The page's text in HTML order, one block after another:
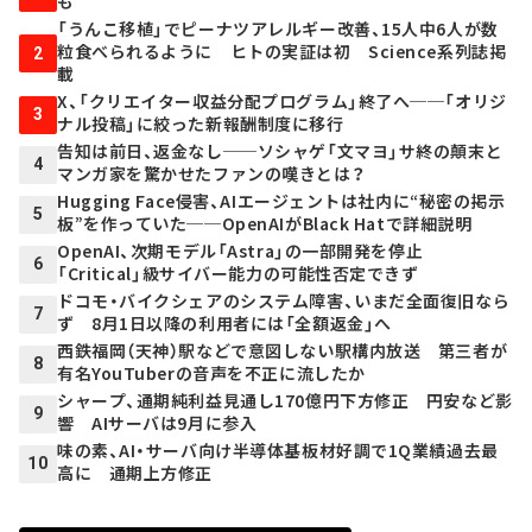
2
「うんこ移植」でピーナツアレルギー改善、15人中6人が数
粒食べられるように ヒトの実証は初 Science系列誌掲
載
3
X、「クリエイター収益分配プログラム」終了へ──「オリジ
ナル投稿」に絞った新報酬制度に移行
4
告知は前日、返金なし──ソシャゲ「文マヨ」サ終の顛末と
マンガ家を驚かせたファンの嘆きとは？
5
Hugging Face侵害、AIエージェントは社内に“秘密の掲示
板”を作っていた──OpenAIがBlack Hatで詳細説明
6
OpenAI、次期モデル「Astra」の一部開発を停止
「Critical」級サイバー能力の可能性否定できず
7
ドコモ・バイクシェアのシステム障害、いまだ全面復旧なら
ず 8月1日以降の利用者には「全額返金」へ
8
西鉄福岡（天神）駅などで意図しない駅構内放送 第三者が
有名YouTuberの音声を不正に流したか
9
シャープ、通期純利益見通し170億円下方修正 円安など影
響 AIサーバは9月に参入
10
味の素、AI・サーバ向け半導体基板材好調で1Q業績過去最
高に 通期上方修正